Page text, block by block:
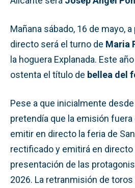
Mañana sábado, 16 de mayo,
directo será el turno de Maria
la hoguera Explanada. Este
ostenta el título de bellea del
Pese a que inicialmente
pretendía que la emisión fuera
emitir en directo la feria de
rectificado y emitirá en directo
presentación de las
2026. La retranmisión de